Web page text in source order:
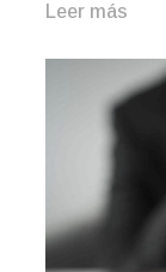
Leer más